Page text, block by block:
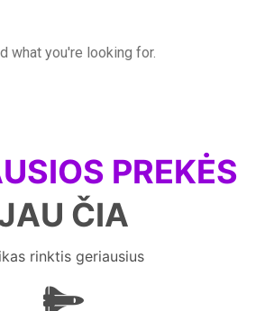
what you're looking for.
PREKĖS
ČIA
rinktis geriausius